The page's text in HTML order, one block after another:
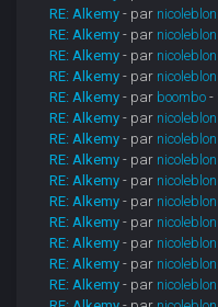
RE: Alkemy - par
RE: Alkemy - par
RE: Alkemy - par
RE: Alkemy - par
RE: Alkemy - par boombo -
RE: Alkemy - par
RE: Alkemy - par
RE: Alkemy - par
RE: Alkemy - par
RE: Alkemy - par
RE: Alkemy - par
RE: Alkemy - par
RE: Alkemy - par
RE: Alkemy - par